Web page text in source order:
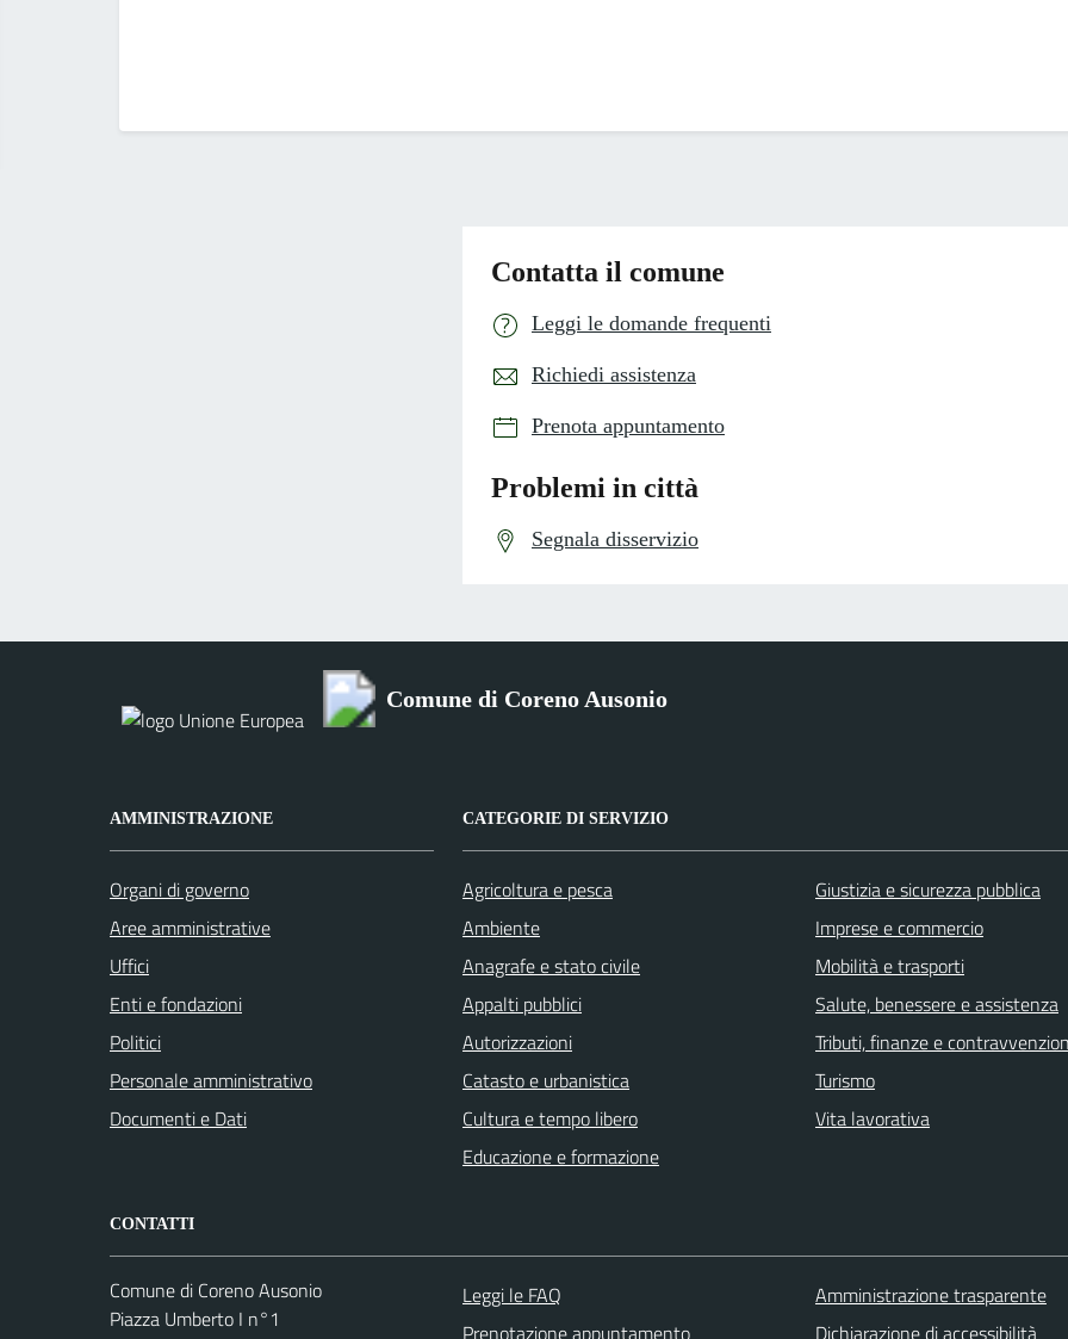
Contatta il comune
Leggi le domande frequenti
Richiedi assistenza
Prenota appuntamento
Problemi in città
Segnala disservizio
Comune di Coreno Ausonio
AMMINISTRAZIONE
Organi di governo
Aree amministrative
Uffici
Enti e fondazioni
Politici
Personale amministrativo
Documenti e Dati
CATEGORIE DI SERVIZIO
Agricoltura e pesca
Ambiente
Anagrafe e stato civile
Appalti pubblici
Autorizzazioni
Catasto e urbanistica
Cultura e tempo libero
Educazione e formazione
Giustizia e sicurezza pubblica
Imprese e commercio
Mobilità e trasporti
Salute, benessere e assistenza
Tributi, finanze e
Turismo
Vita lavorativa
CONTATTI
Comune di Coreno Ausonio
Piazza Umberto I n°1
Leggi le FAQ
Prenotazione appuntamento
Amministrazione trasparente
Dichiarazione di accessibilità